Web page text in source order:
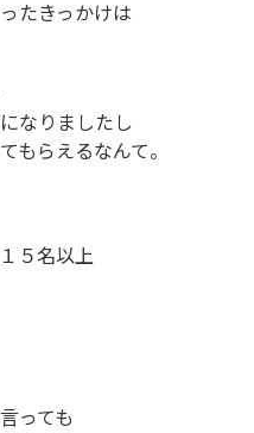
たきっかけは
なりましたし
もらえるなんて。
５名以上
っても